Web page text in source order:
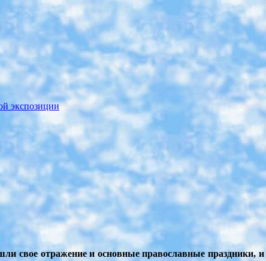
экспозиции
свое отражение и основные православные